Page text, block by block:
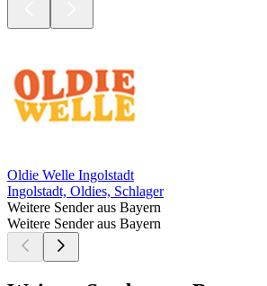
Oldie Welle Ingolstadt
Ingolstadt, Oldies, Schlager
Weitere Sender aus Bayern
Weitere Sender aus Bayern